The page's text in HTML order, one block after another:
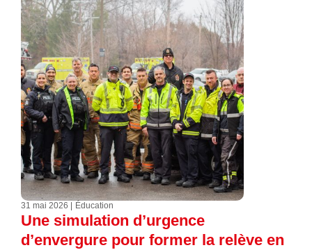
31 mai 2026 Éducation
Une simulation d’urgence
d’envergure pour former la relève en